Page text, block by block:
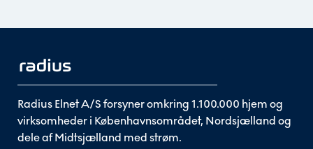
Radius Elnet A/S forsyner omkring 1.100.000 hjem og
virksomheder i Københavnsområdet, Nordsjælland og
dele af Midtsjælland med strøm.